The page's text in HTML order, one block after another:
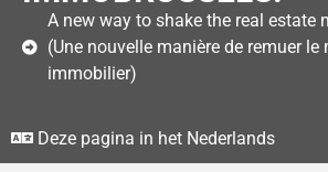
A new way to shake the real estate
(Une nouvelle manière de remuer le
immobilier)
Deze pagina in het Nederlands